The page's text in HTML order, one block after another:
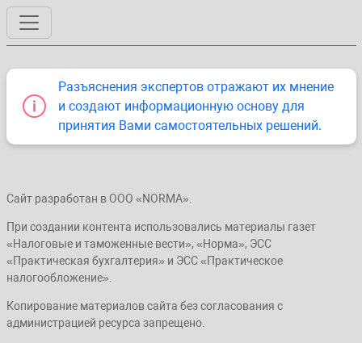
Разъяснения экспертов отражают их мнение
и создают информационную основу для
принятия Вами самостоятельных решений.
Сайт разработан в ООО «NORMA».
При создании контента использовались материалы газет
«Налоговые и таможенные вести», «Норма», ЭСС
«Практическая бухгалтерия» и ЭСС «Практическое
налогообложение».
Копирование материалов сайта без согласования с
администрацией ресурса запрещено.